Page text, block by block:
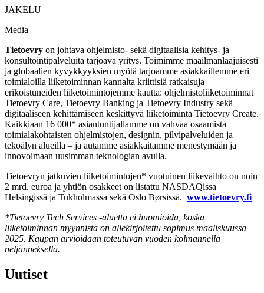
JAKELU
Media
Tietoevry on johtava ohjelmisto- sekä digitaalisia kehitys- ja
konsultointipalveluita tarjoava yritys. Toimimme maailmanlaajuisesti
ja globaalien kyvykkyyksien myötä tarjoamme asiakkaillemme eri
toimialoilla liiketoiminnan kannalta kriittisiä ratkaisuja
erikoistuneiden liiketoimintojemme kautta: ohjelmistoliiketoiminnat
Tietoevry Care, Tietoevry Banking ja Tietoevry Industry sekä
digitaaliseen kehittämiseen keskittyvä liiketoiminta Tietoevry Create.
Kaikkiaan 16 000* asiantuntijallamme on vahvaa osaamista
toimialakohtaisten ohjelmistojen, designin, pilvipalveluiden ja
tekoälyn alueilla – ja autamme asiakkaitamme menestymään ja
innovoimaan uusimman teknologian avulla.
Tietoevryn jatkuvien liiketoimintojen* vuotuinen liikevaihto on noin
2 mrd. euroa ja yhtiön osakkeet on listattu NASDAQissa
Helsingissä ja Tukholmassa sekä Oslo Børsissä. www.tietoevry.fi
*Tietoevry Tech Services -aluetta ei huomioida, koska
liiketoiminnan myynnistä on allekirjoitettu sopimus maaliskuussa
2025. Kaupan arvioidaan toteutuvan vuoden kolmannella
neljänneksellä.
Uutiset